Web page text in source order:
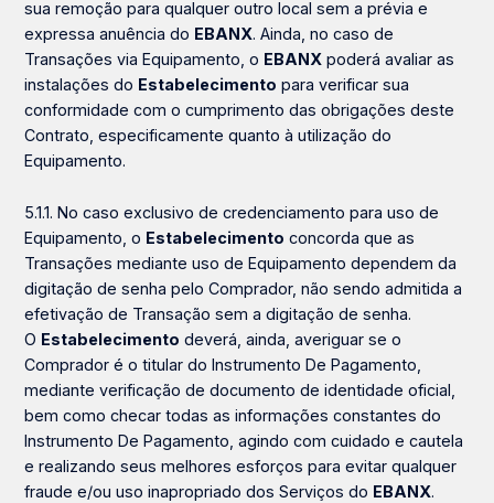
sua remoção para qualquer outro local sem a prévia e
expressa anuência do EBANX.Ainda, no caso de
Transações via Equipamento, o EBANX poderá avaliar as
instalações do Estabelecimento para verificar sua
conformidade com o cumprimento das obrigações deste
Contrato, especificamente quanto à utilização do
Equipamento.
5.1.1. No caso exclusivo de credenciamento para uso de
Equipamento, o Estabelecimento concorda que as
Transações mediante uso de Equipamento dependem da
digitação de senha pelo Comprador, não sendo admitida a
efetivação de Transação sem a digitação de senha.
O Estabelecimento deverá, ainda, averiguar se o
Comprador é o titular do Instrumento De Pagamento,
mediante verificação de documento de identidade oficial,
bem como checar todas as informações constantes do
Instrumento De Pagamento, agindo com cuidado e cautela
e realizando seus melhores esforços para evitar qualquer
fraude e/ou uso inapropriado dos Serviços do EBANX.